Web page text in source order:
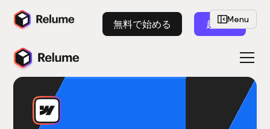
無料で始める 起動Menu